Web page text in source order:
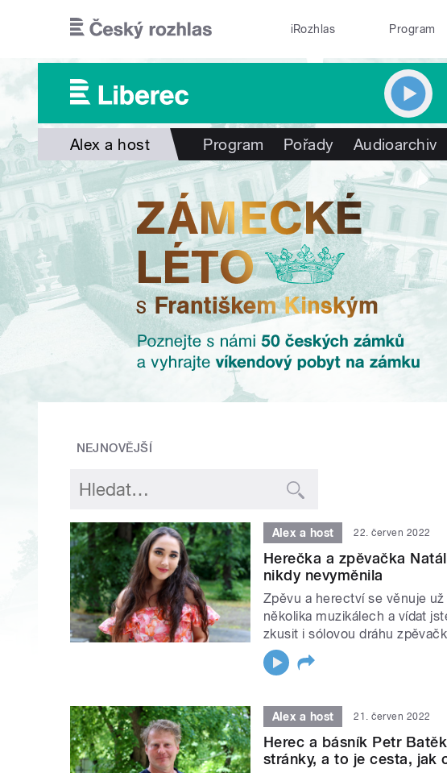
iRozhlas Program
Alex a host Program Pořady Audioarchiv
NEJNOVĚJŠÍ
Alex a host 22. červen 2022
Herečka a zpěvačka
nikdy nevyměnila
Zpěvu a herectví se věnuje
několika muzikálech a vídat
zkusit i sólovou dráhu
Alex a host 21. červen 2022
Herec a básník Petr
stránky, a to je cesta, jak